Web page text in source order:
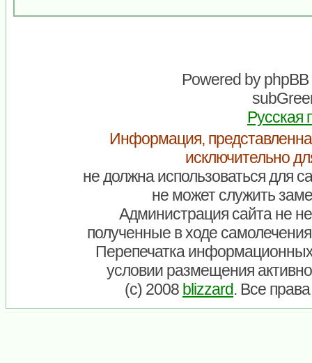
Powered byphpBB
Русская
Информация,
исключительно
не должна использоваться для
не может служить
Администрация сайта не
полученные в ходе
Перепечатка
условии размещения
(c) 2008 blizzard. Все